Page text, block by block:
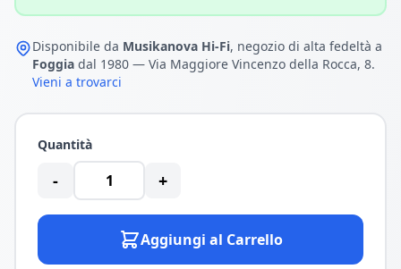
Disponibile da Musikanova Hi-Fi, negozio di alta fedeltà a
Foggia dal 1980 — Via Maggiore Vincenzo della Rocca, 8.
Vieni a trovarci
Quantità
- +
Aggiungi al Carrello